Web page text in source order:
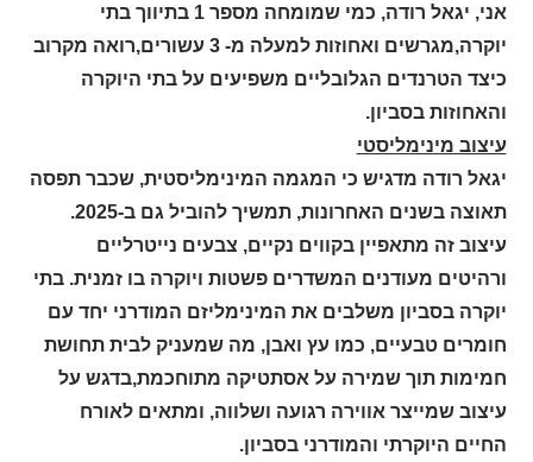
אני, יגאל רודה, כמי שמומחה מספר 1 בתיווך בתי
יוקרה,מגרשים ואחוזות למעלה מ- 3 עשורים,רואה מקרוב
כיצד הטרנדים הגלובליים משפיעים על בתי היוקרה
והאחוזות בסביון.
עיצוב מינימליסטי
יגאל רודה מדגיש כי המגמה המינימליסטית, שכבר תפסה
תאוצה בשנים האחרונות, תמשיך להוביל גם ב-2025.
עיצוב זה מתאפיין בקווים נקיים, צבעים נייטרליים
ורהיטים מעודנים המשדרים פשטות ויוקרה בו זמנית. בתי
יוקרה בסביון משלבים את המינימליזם המודרני יחד עם
חומרים טבעיים, כמו עץ ואבן, מה שמעניק לבית תחושת
חמימות תוך שמירה על אסתטיקה מתוחכמת,בדגש על
עיצוב שמייצר אווירה רגועה ושלווה, ומתאים לאורח
החיים היוקרתי והמודרני בסביון.